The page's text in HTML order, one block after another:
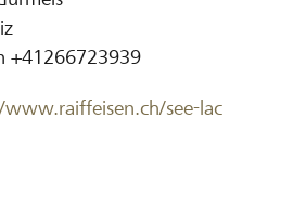
+41266723939
see-lac